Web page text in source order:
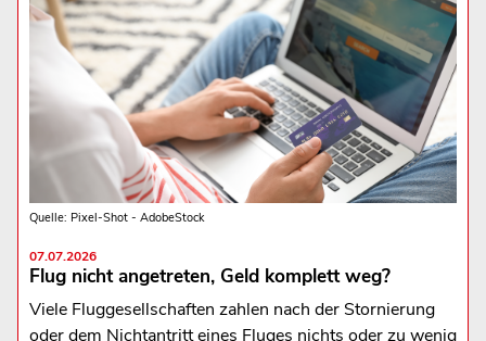
Quelle: Pixel-Shot - AdobeStock
07.07.2026
Flug nicht angetreten, Geld komplett weg?
Viele Fluggesellschaften zahlen nach der Stornierung
oder dem Nichtantritt eines Fluges nichts oder zu wenig